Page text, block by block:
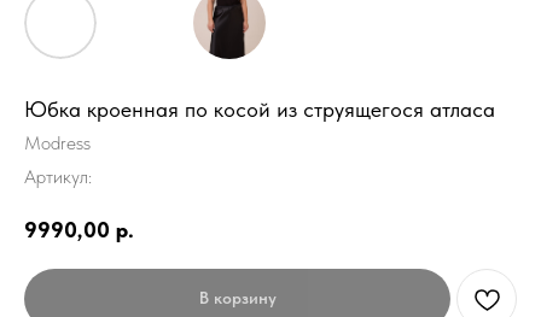
Юбка кроенная по косой из струящегося атласа
Modress
Артикул:
9990,00 р.
В корзину